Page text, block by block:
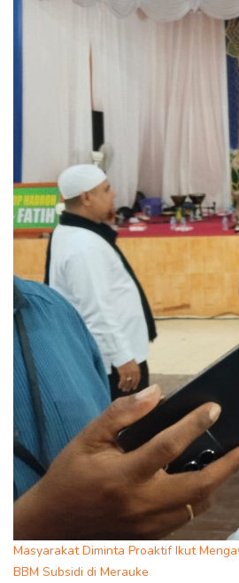
Masyarakat Diminta Proaktif Ikut
BBM Subsidi di Merauke